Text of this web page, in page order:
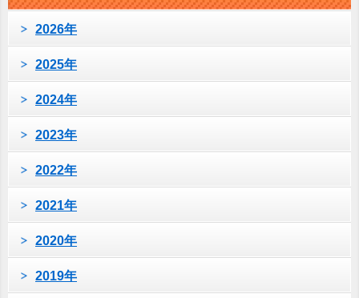
2026年
2025年
2024年
2023年
2022年
2021年
2020年
2019年